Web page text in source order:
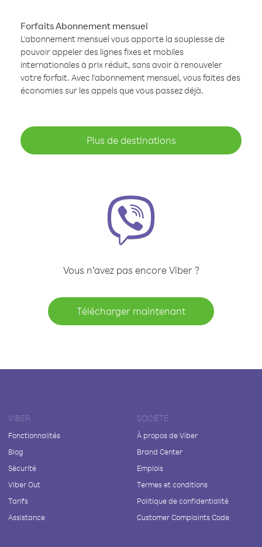
Forfaits Abonnement mensuel
L'abonnement mensuel vous apporte la souplesse de
pouvoir appeler des lignes fixes et mobiles
internationales à prix réduit, sans avoir à renouveler
votre forfait. Avec l'abonnement mensuel, vous faites des
économies sur les appels que vous passez déjà.
Plus de destinations
Vous n’avez pas encore Viber ?
Télécharger maintenant
VIBER
Fonctionnalités
Blog
Sécurité
Viber Out
Tarifs
Assistance
SOCIÉTÉ
À propos de Viber
Brand Center
Emplois
Termes et conditions
Politique de confidentialité
Customer Complaints Code